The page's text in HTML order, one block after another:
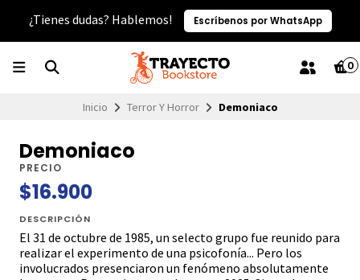
¿Tienes dudas? Hablemos! Escríbenos por WhatsApp
0
Inicio Terror Y Horror Demoniaco
Demoniaco
PRECIO
$16.900
DESCRIPCIÓN
El 31 de octubre de 1985, un selecto grupo fue reunido para
realizar el experimento de una psicofonía... Pero los
involucrados presenciaron un fenómeno absolutamente